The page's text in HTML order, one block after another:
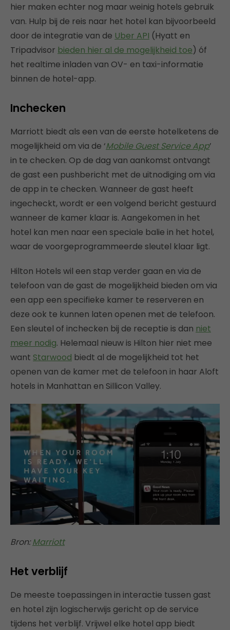
hier maken echter nog maar weinig hotels gebruik
van. Hulp bij de reis naar het hotel kan bijvoorbeeld
door de integratie van de Uber API (Hyatt en
Tripadvisor bieden hier al de mogelijkheid toe) óf
het realtime inladen van OV- en taxi-informatie
binnen de hotel-app.
Inchecken
Marriott biedt als een van de eerste hotelketens de
mogelijkheid om via de ‘Mobile Guest Service App’
in te checken. Op de dag van aankomst ontvangt
de gast een pushbericht met de uitnodiging om via
de app in te checken. Wanneer de gast heeft
ingecheckt, wordt er een volgend bericht gestuurd
wanneer de kamer klaar is. Aangekomen in het
hotel kan men naar een speciale balie in het hotel,
waar de voorgeprogrammeerde sleutel klaar ligt.
Hilton Hotels wil een stap verder gaan en via de
telefoon van de gast de mogelijkheid bieden om via
een app een specifieke kamer te reserveren en
deze ook te kunnen laten openen met de telefoon.
Een sleutel of inchecken bij de receptie is dan niet
meer nodig. Helemaal nieuw is Hilton hier niet mee
want Starwood biedt al de mogelijkheid tot het
openen van de kamer met de telefoon in haar Aloft
hotels in Manhattan en Sillicon Valley.
Bron:Marriott
Het verblijf
De meeste toepassingen in interactie tussen gast
en hotel zijn logischerwijs gericht op de service
tijdens het verblijf. Vrijwel elke hotel app biedt